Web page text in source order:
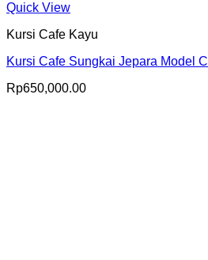
Quick View
Kursi Cafe Kayu
Kursi Cafe Sungkai Jepara Model C
Rp650,000.00